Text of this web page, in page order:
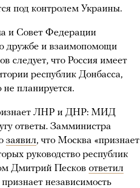
под контролем Украины.
и Совет Федерации
дружбе и взаимопомощи
следует, что Россия имеет
республик Донбасса,
планируется.
ЛНР и ДНР: МИД
ответы. Замминистра
заявил, что Москва «признает
руководство республик
Дмитрий Песков ответил
независимость